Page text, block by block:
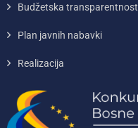
Budžetska transparentnost
Plan javnih nabavki
Realizacija